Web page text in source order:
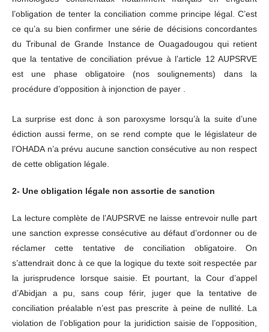
l’obligation de tenter la conciliation comme principe légal. C’est
ce qu’a su bien confirmer une série de décisions concordantes
du Tribunal de Grande Instance de Ouagadougou qui retient
que la tentative de conciliation prévue à l’article 12 AUPSRVE
est une phase obligatoire (nos soulignements) dans la
procédure d’opposition à injonction de payer .
La surprise est donc à son paroxysme lorsqu’à la suite d’une
édiction aussi ferme, on se rend compte que le législateur de
l’OHADA n’a prévu aucune sanction consécutive au non respect
de cette obligation légale.
2- Une obligation légale non assortie de sanction
La lecture complète de l’AUPSRVE ne laisse entrevoir nulle part
une sanction expresse consécutive au défaut d’ordonner ou de
réclamer cette tentative de conciliation obligatoire. On
s’attendrait donc à ce que la logique du texte soit respectée par
la jurisprudence lorsque saisie. Et pourtant, la Cour d’appel
d’Abidjan a pu, sans coup férir, juger que la tentative de
conciliation préalable n’est pas prescrite à peine de nullité. La
violation de l’obligation pour la juridiction saisie de l’opposition,